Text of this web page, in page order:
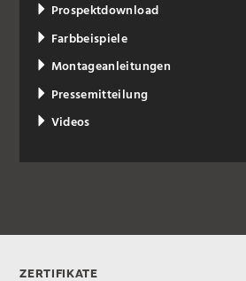
Prospektdownload
Farbbeispiele
Montageanleitungen
Pressemitteilung
Videos
ZERTIFIKATE